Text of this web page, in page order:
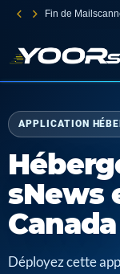
Fin de
APPLICATION
sNews
Canada
Déployez cette